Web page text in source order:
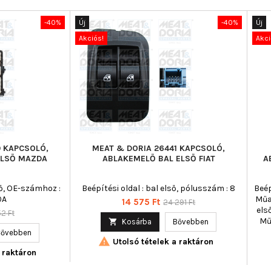
-40%
MAZDA
OE-számhoz :
Ft
-40%
Új
Akciós!
MEAT & DORIA 26441 KAPCSOLÓ,
ABLAKEMELŐ BAL ELSŐ FIAT
Beépítési oldal : bal első, pólusszám : 8
Ár
14 575 Ft Normál
24 291 Ft
 Kosárba Bővebben
 Utolsó tételek a raktáron
Új